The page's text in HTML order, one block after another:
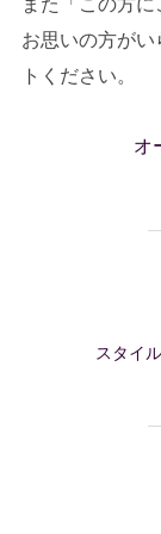
お思いの方が
トください。
オ
スタイ